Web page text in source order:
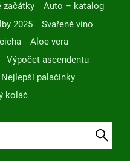
začátky
Auto – katalog
2025
Svařené víno
Aloe vera
Výpočet ascendentu
Nejlepší palačinky
koláč